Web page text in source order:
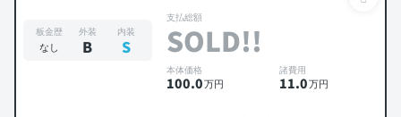
板金歴
なし
外装
B
内装
S
支払総額
SOLD!!
本体価格
100.0万円
諸費用
11.0万円